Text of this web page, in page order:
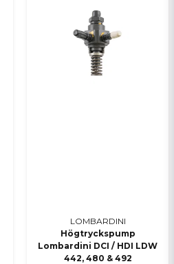
LOMBARDINI
Högtryckspump
Lombardini DCI / HDI LDW
442, 480 & 492